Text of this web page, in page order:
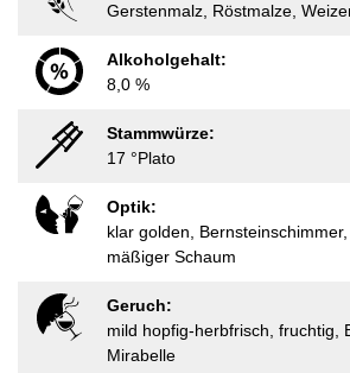
Gerstenmalz, Röstmalze,
Alkoholgehalt:
8,0 %
Stammwürze:
17 °Plato
Optik:
klar golden,
mäßiger Schaum
Geruch:
mild hopfig-herbfrisch, fruchtig,
Mirabelle